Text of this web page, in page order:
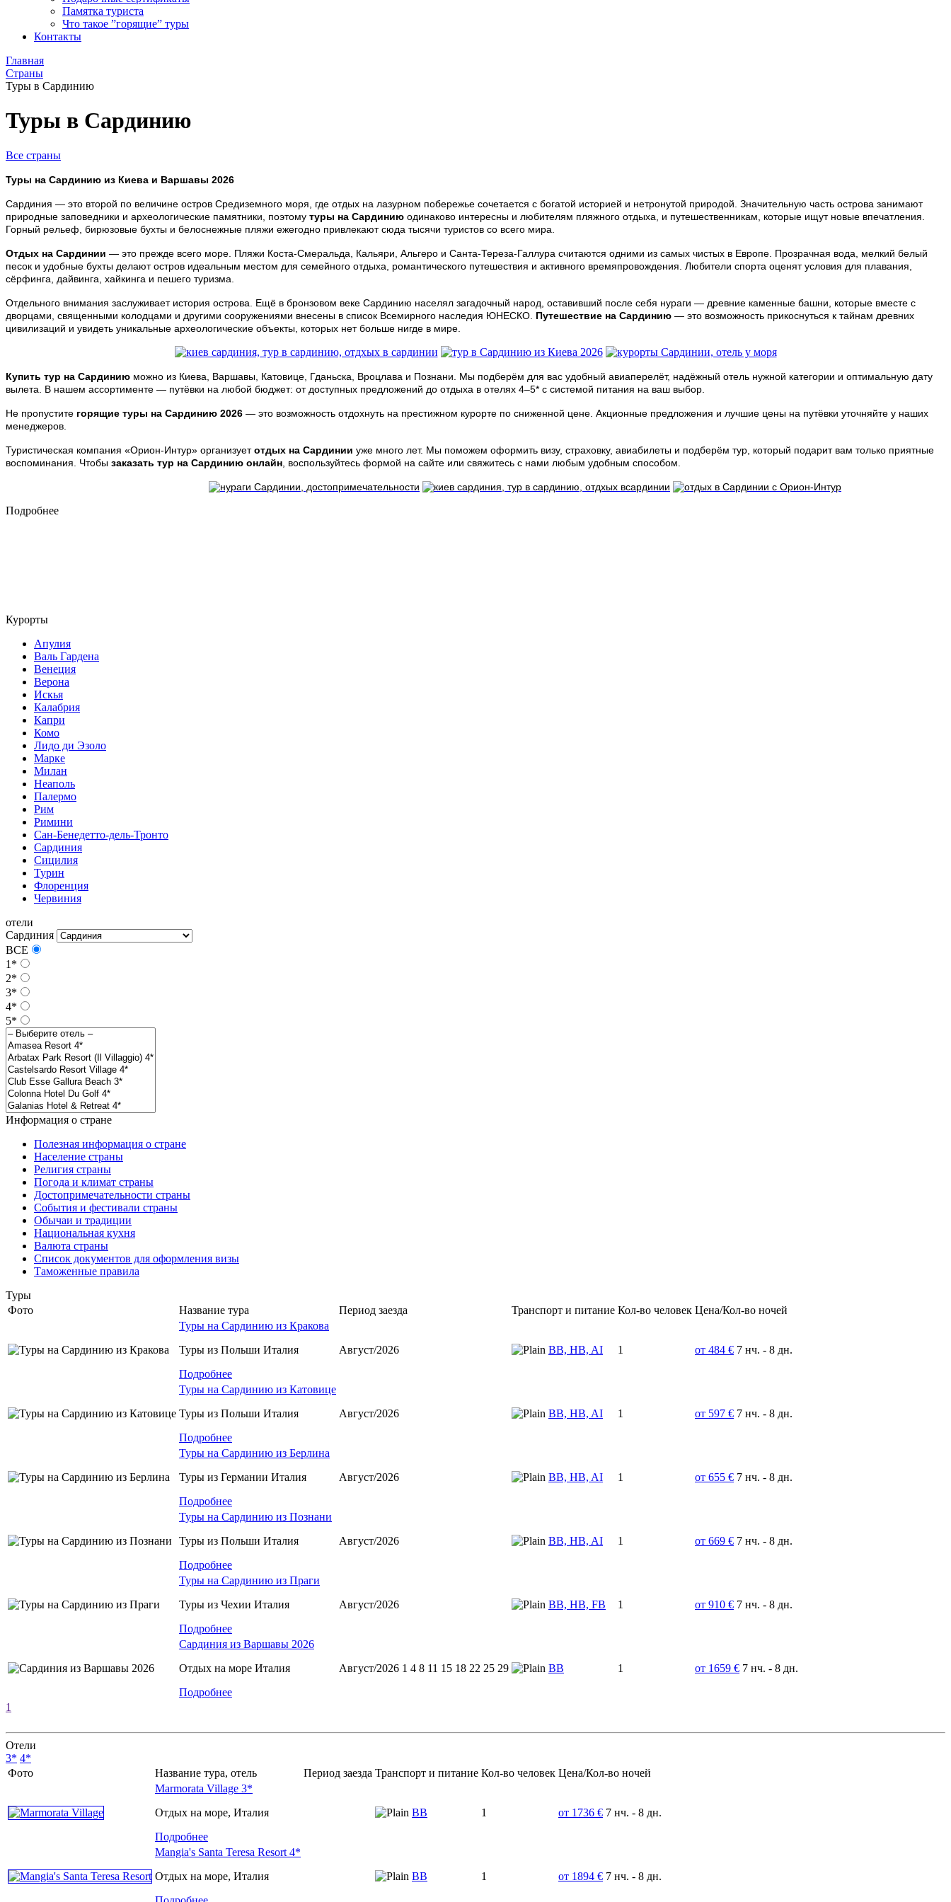
Памятка туриста
Что такое ”горящие” туры
Контакты
Главная
Страны
Туры в Сардинию
Туры в Сардинию
Все страны
Туры на Сардинию из Киева и Варшавы 2026
Сардиния — это второй по величине остров Средиземного моря, где отдых на лазурном побережье сочетается с богатой историей и нетронутой природой. Значительную часть острова занимают
природные заповедники и археологические памятники, поэтому туры на Сардинию одинаково интересны и любителям пляжного отдыха, и путешественникам, которые ищут новые впечатления.
Горный рельеф, бирюзовые бухты и белоснежные пляжи ежегодно привлекают сюда тысячи туристов со всего мира.
Отдых на Сардинии — это прежде всего море. Пляжи Коста-Смеральда, Кальяри, Альгеро и Санта-Тереза-Галлура считаются одними из самых чистых в Европе. Прозрачная вода, мелкий белый
песок и удобные бухты делают остров идеальным местом для семейного отдыха, романтического путешествия и активного времяпровождения. Любители спорта оценят условия для плавания,
сёрфинга, дайвинга, хайкинга и пешего туризма.
Отдельного внимания заслуживает история острова. Ещё в бронзовом веке Сардинию населял загадочный народ, оставивший после себя нураги — древние каменные башни, которые вместе с
дворцами, священными колодцами и другими сооружениями внесены в список Всемирного наследия ЮНЕСКО. Путешествие на Сардинию — это возможность прикоснуться к тайнам древних
цивилизаций и увидеть уникальные археологические объекты, которых нет больше нигде в мире.
Купить тур на Сардинию можно из Киева, Варшавы, Катовице, Гданьска, Вроцлава и Познани. Мы подберём для вас удобный авиаперелёт, надёжный отель нужной категории и оптимальную дату
вылета. В нашем ассортименте — путёвки на любой бюджет: от доступных предложений до отдыха в отелях 4–5* с системой питания на ваш выбор.
Не пропустите горящие туры на Сардинию 2026 — это возможность отдохнуть на престижном курорте по сниженной цене. Акционные предложения и лучшие цены на путёвки уточняйте у наших
менеджеров.
Туристическая компания «Орион-Интур» организуетотдых на Сардинии уже много лет. Мы поможем оформить визу, страховку, авиабилеты и подберём тур, который подарит вам только приятные
воспоминания. Чтобы заказать тур на Сардинию онлайн , воспользуйтесь формой на сайте или свяжитесь с нами любым удобным способом.
Подробнее
Курорты
Апулия
Валь Гардена
Венеция
Верона
Искья
Калабрия
Капри
Комо
Лидо ди Эзоло
Марке
Милан
Неаполь
Палермо
Рим
Римини
Сан-Бенедетто-дель-Тронто
Сардиния
Сицилия
Турин
Флоренция
Червиния
отели
Сардиния
ВСЕ
1*
2*
3*
4*
5*
Информация о стране
Полезная информация о стране
Население страны
Религия страны
Погода и климат страны
Достопримечательности страны
События и фестивали страны
Обычаи и традиции
Национальная кухня
Валюта страны
Список документов для оформления визы
Таможенные правила
Туры
Фото
Название тура Период заезда Транспорт и питание Кол-во человек Цена/Кол-во ночей
Туры на Сардинию из Кракова
Туры из Польши Италия
Подробнее
Август/2026 BB, HB, AI 1 от 484 € 7 нч. - 8 дн.
Туры на Сардинию из Катовице
Туры из Польши Италия
Подробнее
Август/2026 BB, HB, AI 1 от 597 € 7 нч. - 8 дн.
Туры на Сардинию из Берлина
Туры из Германии Италия
Подробнее
Август/2026 BB, HB, AI 1 от 655 € 7 нч. - 8 дн.
Туры на Сардинию из Познани
Туры из Польши Италия
Подробнее
Август/2026 BB, HB, AI 1 от 669 € 7 нч. - 8 дн.
Туры на Сардинию из Праги
Туры из Чехии Италия
Подробнее
Август/2026 BB, HB, FB 1 от 910 € 7 нч. - 8 дн.
Сардиния из Варшавы 2026
Отдых на море Италия
Подробнее
Август/2026 1 4 8 11 15 18 22 25 29 BB 1 от 1659 € 7 нч. - 8 дн.
1
Отели
3* 4*
Фото
Название тура, отель Период заезда Транспорт и питание Кол-во человек Цена/Кол-во ночей
Marmorata Village 3*
Отдых на море, Италия
Подробнее
BB 1 от 1736 € 7 нч. - 8 дн.
Mangia's Santa Teresa Resort 4*
Отдых на море, Италия
BB 1 от 1894 € 7 нч. - 8 дн.